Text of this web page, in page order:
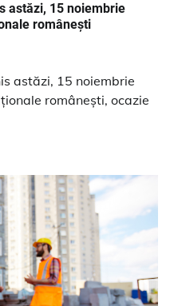
astăzi, 15 noiembrie
românești
astăzi, 15 noiembrie
românești, ocazie